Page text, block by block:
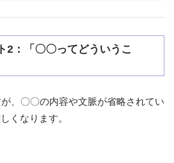
2：「〇〇ってどういうこ
、〇〇の内容や文脈が省略されてい
くなります。